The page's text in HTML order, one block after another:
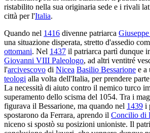
ristabilito nella sua originaria sede e i rivali
città per l'Italia.
Quando nel 1416 divenne patriarca
una situazione disperata, stretto d'assedio
ottomani. Nel 1437 il patriarca partì dunque
Giovanni VIII Paleologo, ad altri ventitré
l'arcivescovo di Nicea Basilio Bessarione e a
teologi alla volta dell'Italia, per prendere
La necessità di aiuto contro il nemico turco
superamento dello scisma del 1054. Tra i
figurava il Bessarione, ma quando nel 1439 i
spostarono da Ferrara, aprendo il Concilio di
niceno si spostò su posizioni unioniste. Il